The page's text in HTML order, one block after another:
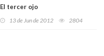
El tercer ojo
13 de Jun de 2012 2804